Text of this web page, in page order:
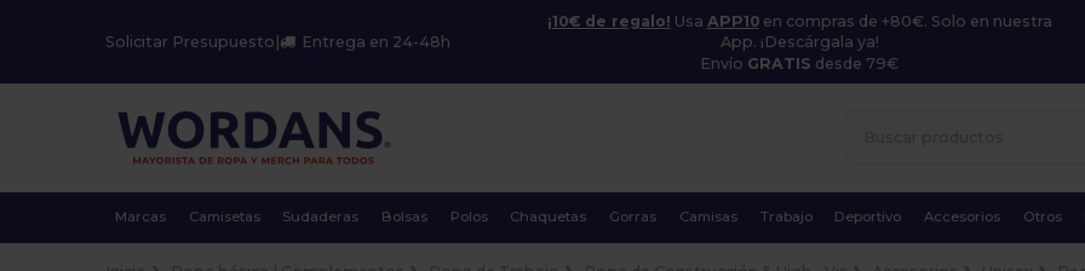
Solicitar Presupuesto Entrega en 24-48h
¡10€ de regalo! Usa APP10en compras de +80€. Solo en nuestra
App. ¡Descárgala ya!
Envío GRATIS desde 79€
Marcas Camisetas Sudaderas Bolsas Polos Chaquetas Gorras Camisas Trabajo Deportivo Accesorios Otros